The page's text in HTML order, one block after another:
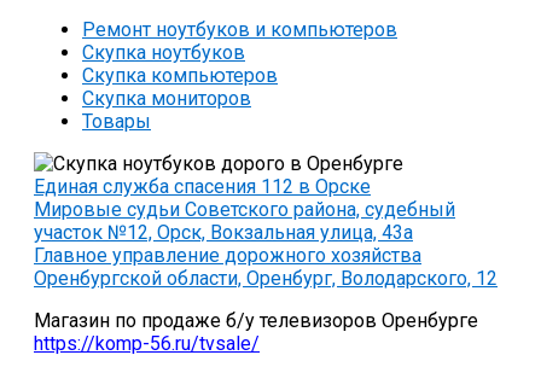
Ремонт ноутбуков и компьютеров
Скупка ноутбуков
Скупка компьютеров
Скупка мониторов
Товары
Единая служба спасения 112 в Орске
Мировые судьи Советского района, судебный
участок №12, Орск, Вокзальная улица, 43а
Главное управление дорожного хозяйства
Оренбургской области, Оренбург, Володарского, 12
Магазин по продаже б/у телевизоров Оренбурге
https://komp-56.ru/tvsale/